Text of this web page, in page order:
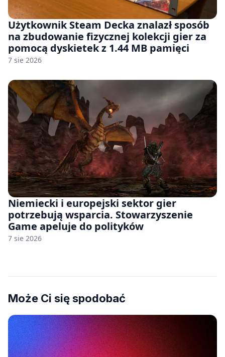
Użytkownik Steam Decka znalazł sposób
na zbudowanie fizycznej kolekcji gier za
pomocą dyskietek z 1.44 MB pamięci
7 sie 2026
Niemiecki i europejski sektor gier
potrzebują wsparcia. Stowarzyszenie
Game apeluje do polityków
7 sie 2026
Może Ci się spodobać